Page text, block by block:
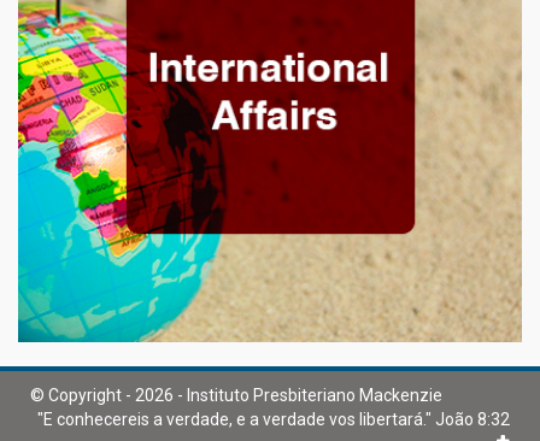
© Copyright - 2026 - Instituto Presbiteriano Mackenzie
"E conhecereis a verdade, e a verdade vos libertará." João 8:32